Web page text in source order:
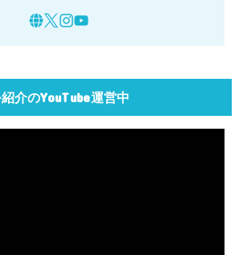
介のYouTube運営中